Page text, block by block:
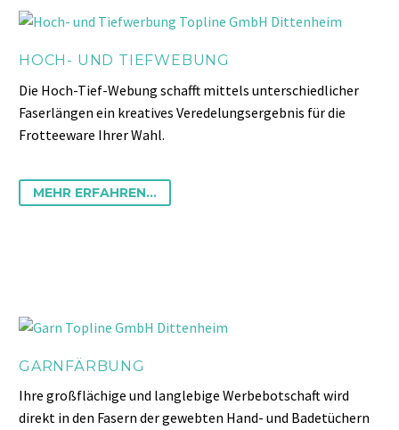
HOCH- UND TIEFWEBUNG
Die Hoch-Tief-Webung schafft mittels unterschiedlicher
Faserlängen ein kreatives Veredelungsergebnis für die
Frotteeware Ihrer Wahl.
MEHR ERFAHREN...
GARNFÄRBUNG
Ihre großflächige und langlebige Werbebotschaft wird
direkt in den Fasern der gewebten Hand- und Badetüchern